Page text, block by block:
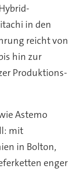
in den
reicht von
hin zur
Produktions-
Astemo
mit
in Bolton,
enger